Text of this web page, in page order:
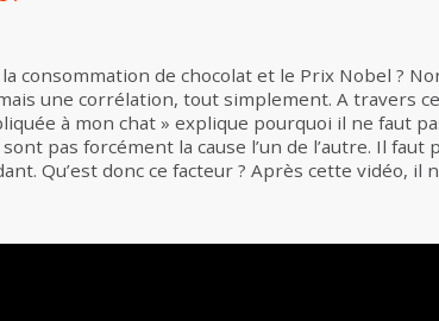
consommation de chocolat et le Prix Nobel ?
une corrélation, tout simplement. A travers
à mon chat » explique pourquoi il ne faut
pas forcément la cause l’un de l’autre. Il
Qu’est donc ce facteur ? Après cette vidéo, il